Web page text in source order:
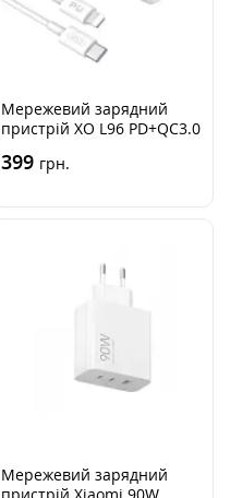
Мережевий зарядний
пристрій XO L96 PD+QC3.0
Кабель Lightnig White,
399 грн.
Мережевий зарядний
пристрій Xiaomi 90W